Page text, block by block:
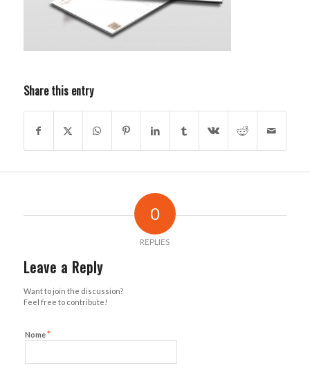
Share this entry
0
REPLIES
Leave a Reply
Want to join the discussion?
Feel free to contribute!
Nome*